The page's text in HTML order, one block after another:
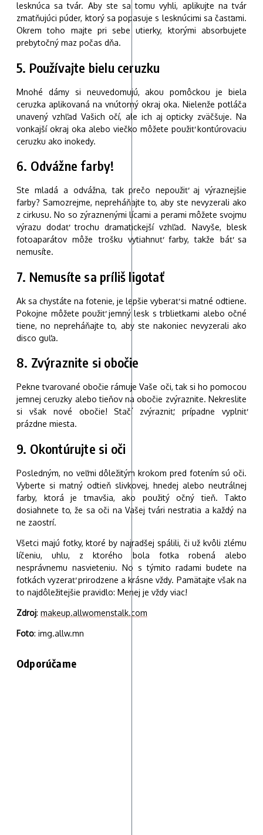
lesknúca sa tvár. Aby ste sa tomu vyhli, aplikujte na tvár
zmatňujúci púder, ktorý sa popasuje s lesknúcimi sa časťami.
Okrem toho majte pri sebe utierky, ktorými absorbujete
prebytočný maz počas dňa.
5. Používajte bielu ceruzku
Mnohé dámy si neuvedomujú, akou pomôckou je biela
ceruzka aplikovaná na vnútorný okraj oka. Nielenže potláča
unavený vzhľad Vašich očí, ale ich aj opticky zväčšuje. Na
vonkajší okraj oka alebo viečko môžete použiť kontúrovaciu
ceruzku ako inokedy.
6. Odvážne farby!
Ste mladá a odvážna, tak prečo nepoužiť aj výraznejšie
farby? Samozrejme, nepreháňajte to, aby ste nevyzerali ako
z cirkusu. No so zýraznenými lícami a perami môžete svojmu
výrazu dodať trochu dramatickejší vzhľad. Navyše, blesk
fotoaparátov môže trošku vytiahnuť farby, takže báť sa
nemusíte.
7. Nemusíte sa príliš ligotať
Ak sa chystáte na fotenie, je lepšie vyberať si matné odtiene.
Pokojne môžete použiť jemný lesk s trblietkami alebo očné
tiene, no nepreháňajte to, aby ste nakoniec nevyzerali ako
disco guľa.
8. Zvýraznite si obočie
Pekne tvarované obočie rámuje Vaše oči, tak si ho pomocou
jemnej ceruzky alebo tieňov na obočie zvýraznite. Nekreslite
si však nové obočie! Stačí zvýrazniť, prípadne vyplniť
prázdne miesta.
9. Okontúrujte si oči
Posledným, no veľmi dôležitým krokom pred fotením sú oči.
Vyberte si matný odtieň slivkovej, hnedej alebo neutrálnej
farby, ktorá je tmavšia, ako použitý očný tieň. Takto
dosiahnete to, že sa oči na Vašej tvári nestratia a každý na
ne zaostrí.
Všetci majú fotky, ktoré by najradšej spálili, či už kvôli zlému
líčeniu, uhlu, z ktorého bola fotka robená alebo
nesprávnemu nasvieteniu. No s týmito radami budete na
fotkách vyzerať prirodzene a krásne vždy. Pamätajte však na
to najdôležitejšie pravidlo: Menej je vždy viac!
Zdroj: makeup.allwomenstalk.com
Foto: img.allw.mn
Odporúčame